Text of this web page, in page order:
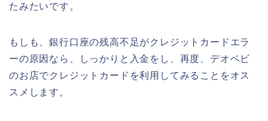
たみたいです。
もしも、銀行口座の残高不足がクレジットカードエラ
ーの原因なら、しっかりと入金をし、再度、デオベビ
のお店でクレジットカードを利用してみることをオス
スメします。